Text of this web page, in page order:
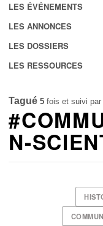
LES ÉVÉNEMENTS
LES ANNONCES
LES DOSSIERS
LES RESSOURCES
Tagué 5 fois et suivi par
N-